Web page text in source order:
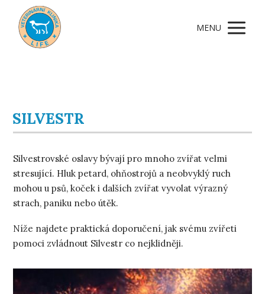
MENU
SILVESTR
Silvestrovské oslavy bývají pro mnoho zvířat velmi
stresující. Hluk petard, ohňostrojů a neobvyklý ruch
mohou u psů, koček i dalších zvířat vyvolat výrazný
strach, paniku nebo útěk.
Níže najdete praktická doporučení, jak svému zvířeti
pomoci zvládnout Silvestr co nejklidněji.